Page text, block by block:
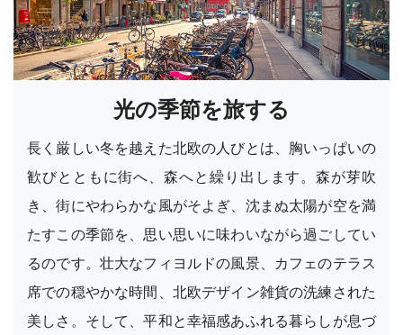
光の季節を旅する
長く厳しい冬を越えた北欧の人びとは、胸いっぱいの
歓びとともに街へ、森へと繰り出します。森が芽吹
き、街にやわらかな風がそよぎ、沈まぬ太陽が空を満
たすこの季節を、思い思いに味わいながら過ごしてい
るのです。壮大なフィヨルドの風景、カフェのテラス
席での穏やかな時間、北欧デザイン雑貨の洗練された
美しさ。そして、平和と幸福感あふれる暮らしが息づ